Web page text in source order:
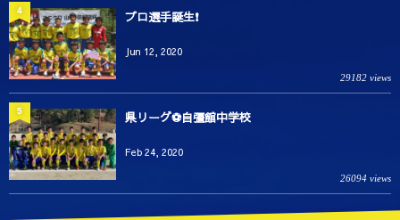
プロ選手誕生❗️
Jun 12, 2020
29182 views
4
県リーグ⚽️自彊館中学校
Feb 24, 2020
26094 views
5